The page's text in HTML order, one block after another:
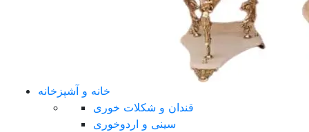
خانه و آشپزخانه
قندان و شکلات خوری
سینی و اردوخوری